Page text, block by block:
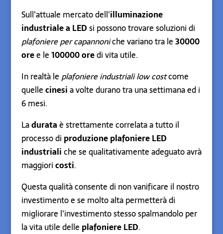
Sull’attuale mercato dell’illuminazione
industriale a LEDsi possono trovare soluzioni di
plafoniere per capannoniche variano tra le30000
oree le100000 oredi vita utile.
In realtà le plafoniere industriali low costcome
quellecinesia volte durano tra una settimana ed i
6 mesi.
Ladurataè strettamente correlata a tutto il
processo di produzione plafoniere LED
industrialiche se qualitativamente adeguato avrà
maggioricosti.
Questa qualità consente di non vanificare il nostro
investimento e se molto alta permetterà di
migliorare l’investimento stesso spalmandolo per
la vita utile delle plafoniere LED.